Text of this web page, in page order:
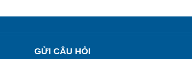
GỬI CÂU HỎI